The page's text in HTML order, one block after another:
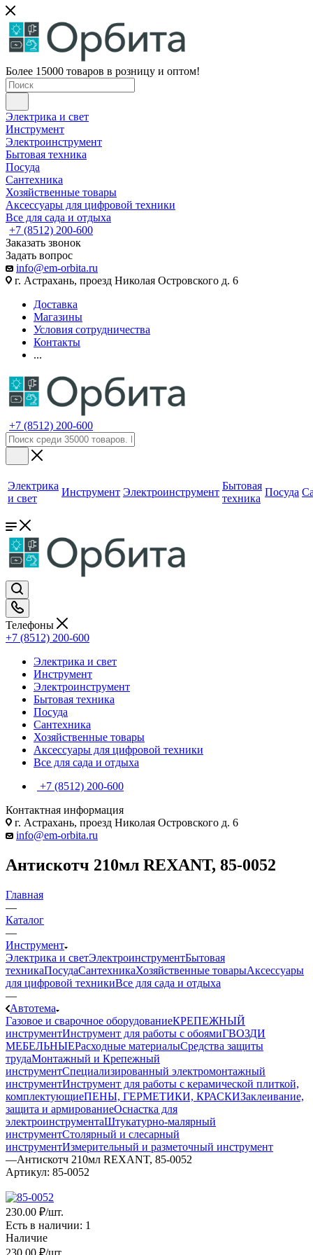
Более 15000 товаров в розницу и оптом!
Электрика и свет
Инструмент
Электроинструмент
Бытовая техника
Посуда
Сантехника
Хозяйственные товары
Аксессуары для цифровой техники
Все для сада и отдыха
+7 (8512) 200-600
Заказать звонок
Задать вопрос
info@em-orbita.ru
г. Астрахань, проезд Николая Островского д. 6
Доставка
Магазины
Условия сотрудничества
Контакты
...
+7 (8512) 200-600
Электрика
и свет
Инструмент Электроинструмент
Бытовая
техника
Посуда
Телефоны
+7 (8512) 200-600
Электрика и свет
Инструмент
Электроинструмент
Бытовая техника
Посуда
Сантехника
Хозяйственные товары
Аксессуары для цифровой техники
Все для сада и отдыха
+7 (8512) 200-600
Контактная информация
г. Астрахань, проезд Николая Островского д. 6
info@em-orbita.ru
Антискотч 210мл REXANT, 85-0052
Главная
—
Каталог
—
Инструмент
Электрика и светЭлектроинструментБытовая
техникаПосудаСантехникаХозяйственные товарыАксессуары
для цифровой техникиВсе для сада и отдыха
—
Автотема
Газовое и сварочное оборудованиеКРЕПЕЖНЫЙ
инструментИнструмент для работы с обоямиГВОЗДИ
МЕБЕЛЬНЫЕРасходные материалыСредства защиты
трудаМонтажный и Крепежный
инструментСпециализированный электромонтажный
инструментИнструмент для работы с керамической плиткой,
комплектующиеПЕНЫ, ГЕРМЕТИКИ, КРАСКИЗаклеивание,
защита и армированиеОснастка для
электроинструментаШтукатурно-малярный
инструментСтолярный и слесарный
инструментИзмерительный и разметочный инструмент
—Антискотч 210мл REXANT, 85-0052
Артикул: 85-0052
230.00 ₽/шт.
Есть в наличии: 1
Наличие
230 .00 ₽/шт.